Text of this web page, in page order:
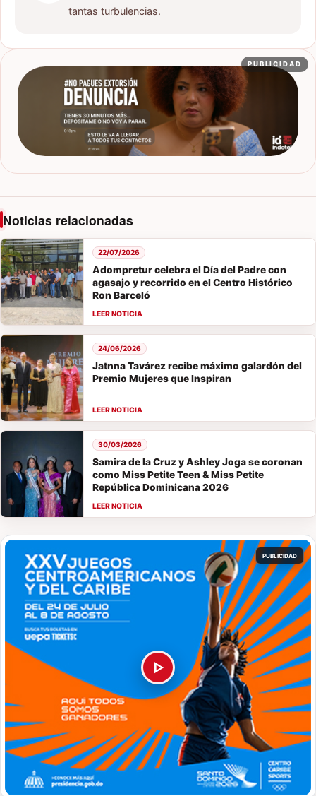
tantas turbulencias.
PUBLICIDAD
Noticias relacionadas
Adompretur celebra el Día del Padre con
agasajo y recorrido en el Centro Histórico
Ron Barceló
22/07/2026
Jatnna Tavárez recibe máximo galardón del
Premio Mujeres que Inspiran
24/06/2026
Samira de la Cruz y Ashley Joga se coronan
como Miss Petite Teen & Miss Petite
República Dominicana 2026
30/03/2026